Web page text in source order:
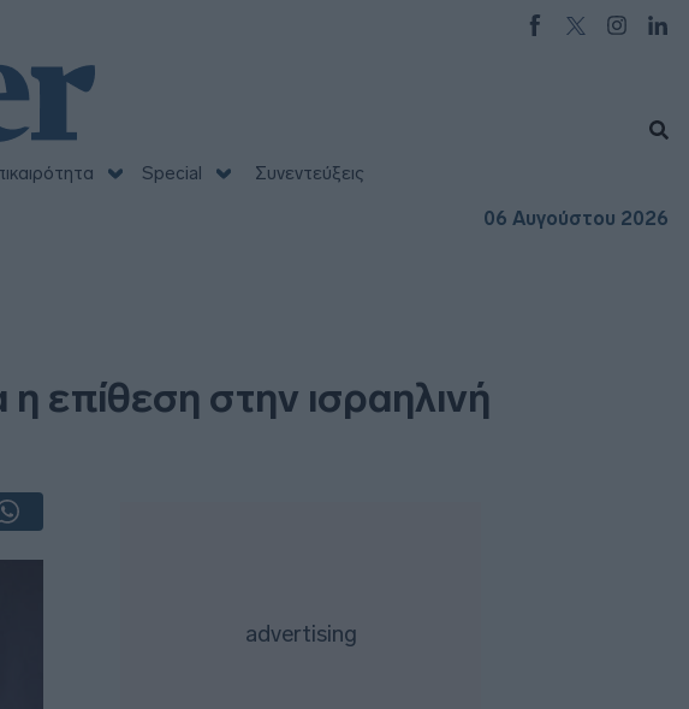
Special
Συνεντεύξεις
06 Αυγούστου 2026
επίθεση στην ισραηλινή